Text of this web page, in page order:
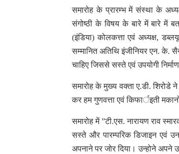
समारोह के प्रारम्भ में संस्था के
संगोष्ठी के विषय के बारे में बारे में
(इंडिया) कोलकत्ता एवं अध्यक्ष,
सम्मानित अतिथि इंजीनियर एन. के.
चाहिए जिससे सस्ते एवं उपयोगी
समारोह के मुख्य वक्ता ए.डी. शिरोडे
कर हम गुणवत्ता एवं किफार्इती
समारोह में ”टी.एस. नारायण राव
सस्ते और पारम्परिक डिजाइन एवं
अपनाने पर जोर दिया। उन्होने